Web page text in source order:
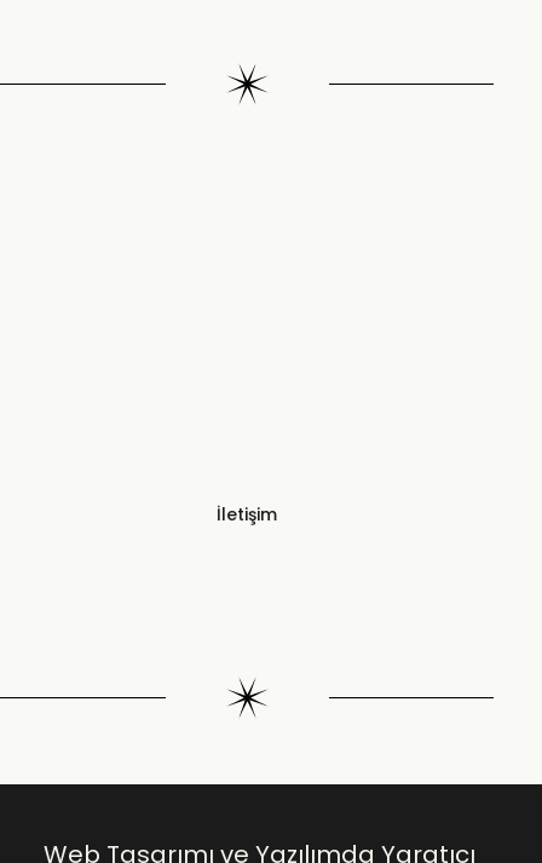
İletişim
Web Tasarımı ve Yazılımda Yaratıcı